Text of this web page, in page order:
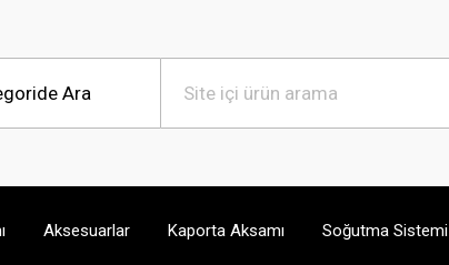
Aksesuarlar Kaporta Aksamı Soğutma Sistemi